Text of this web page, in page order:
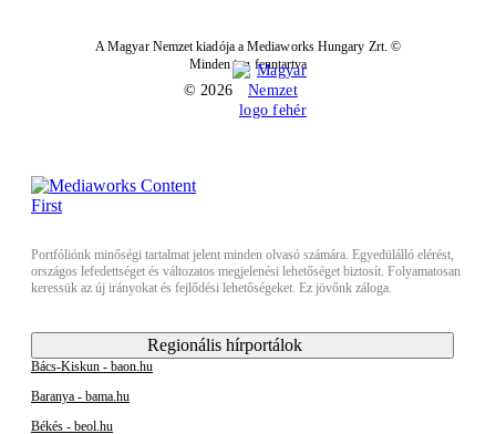
A Magyar Nemzet kiadója a Mediaworks Hungary Zrt. ©
Minden jog fenntartva
© 2026
Portfóliónk minőségi tartalmat jelent minden olvasó számára. Egyedülálló elérést,
országos lefedettséget és változatos megjelenési lehetőséget biztosít. Folyamatosan
keressük az új irányokat és fejlődési lehetőségeket. Ez jövőnk záloga.
Regionális hírportálok
Bács-Kiskun - baon.hu
Baranya - bama.hu
Békés - beol.hu